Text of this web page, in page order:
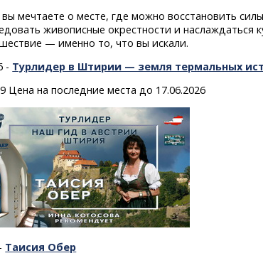
вы мечтаете о месте, где можно восстановить силы
живописные окрестности и
— именно то, что вы искали.
- Турлидер в Штирии — земля термальных
Цена на последние места до 17.06.2026
Таисия Обер